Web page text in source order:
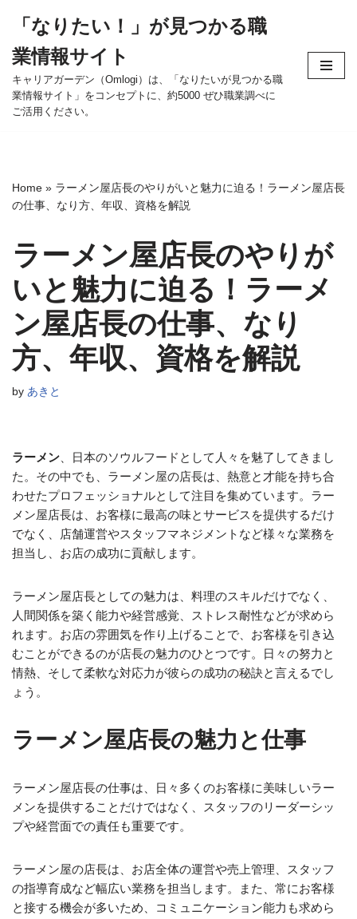
ン
テ
ン
ツ
ッ
「なりたい！」が見つかる職
業情報サイト
キャリアガーデン（Omlogi）は、「なりたいが見つかる職
業情報サイト」をコンセプトに、約5000 ぜひ職業調べに
ご活用ください。
Home » ラーメン屋店長のやりがいと魅力に迫る！ラーメン屋店長
の仕事、なり方、年収、資格を解説
ラーメン屋店長のやりが
いと魅力に迫る！ラーメ
ン屋店長の仕事、なり
方、年収、資格を解説
by あきと
ラーメン 、日本のソウルフードとして人々を魅了してきまし
た。その中でも、ラーメン屋の店長は、熱意と才能を持ち合
わせたプロフェッショナルとして注目を集めています。ラー
メン屋店長は、お客様に最高の味とサービスを提供するだけ
でなく、店舗運営やスタッフマネジメントなど様々な業務を
担当し、お店の成功に貢献します。
ラーメン屋店長としての魅力は、料理のスキルだけでなく、
人間関係を築く能力や経営感覚、ストレス耐性などが求めら
れます。お店の雰囲気を作り上げることで、お客様を引き込
むことができるのが店長の魅力のひとつです。日々の努力と
情熱、そして柔軟な対応力が彼らの成功の秘訣と言えるでし
ょう。
ラーメン屋店長の魅力と仕事
ラーメン屋店長の仕事は、日々多くのお客様に美味しいラー
メンを提供することだけではなく、スタッフのリーダーシッ
プや経営面での責任も重要です。
ラーメン屋の店長は、お店全体の運営や売上管理、スタッフ
の指導育成など幅広い業務を担当します。また、常にお客様
と接する機会が多いため、コミュニケーション能力も求めら